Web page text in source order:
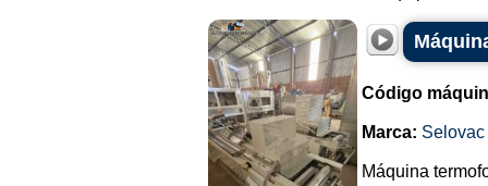
Código
Marca: Selovac
Máquina